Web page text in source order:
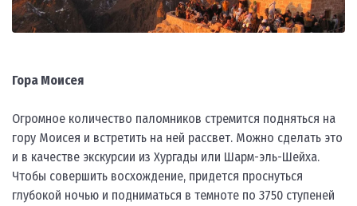
Гора Моисея
Огромное количество паломников стремится подняться на
гору Моисея и встретить на ней рассвет. Можно сделать это
и в качестве экскурсии из Хургады или Шарм-эль-Шейха.
Чтобы совершить восхождение, придется проснуться
глубокой ночью и подниматься в темноте по 3750 ступеней